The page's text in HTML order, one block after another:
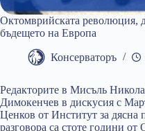
Октомврийската революция,
бъдещето на Европа
Консерваторъ
Редакторите в Мисъль
Димокенчев в дискусия с
Ценков от Институт за
разговора са стоте години